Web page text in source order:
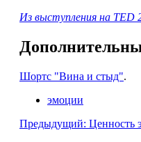
Из выступления на TED
Шортс "Вина и стыд".
эмоции
Предыдущий: Ценность